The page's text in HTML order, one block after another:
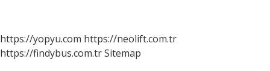
https://yopyu.com https://neolift.com.tr
https://findybus.com.trSitemap